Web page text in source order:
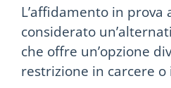
L’affidamento in prova
considerato
che offre un’opzione
restrizione in carcere o